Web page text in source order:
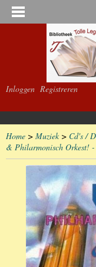
Inloggen Registreren
Home > Muziek> Cd's /
& Philarmonisch Orkest! -